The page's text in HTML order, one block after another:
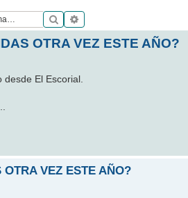
Buscar
OTRA VEZ ESTE AÑO?
desde El Escorial.
VEZ ESTE AÑO?